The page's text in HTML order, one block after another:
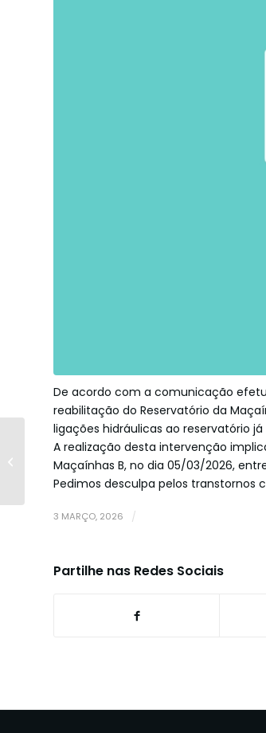
De acordo com a comunicação
reabilitação do Reservatório da
ligações hidráulicas ao reservatório
A realização desta intervenção
Maçaínhas B, no dia 05/03/2026,
Pedimos desculpa pelos transtornos
3 MARÇO, 2026 /
Partilhe nas Redes Sociais
SITUAÇÃO DE
CONTINGÊNCIA |
DECLARAÇÃO DE
PREJUÍZOS